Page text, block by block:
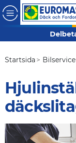
Startsida Bilservice